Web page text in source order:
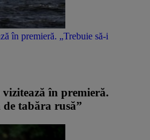
în premieră. „Trebuie să-i
în premieră.
de tabăra rusă”